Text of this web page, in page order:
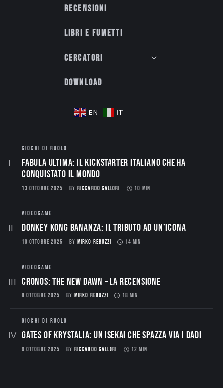
Recensioni
Libri e fumetti
Cercatori
Download
EN IT
GIOCHI DI RUOLO
Fabula Ultima: il Kickstarter italiano che ha
conquistato il mondo
13 OTTOBRE 2025 BY RICCARDO GALLORI 10 MIN
VIDEOGAME
Donkey Kong Bananza: Il Tributo ad un’Icona
10 OTTOBRE 2025 BY MIRKO REBUZZI 14 MIN
VIDEOGAME
CRONOS: THE NEW DAWN – La Recensione
8 OTTOBRE 2025 BY MIRKO REBUZZI 18 MIN
GIOCHI DI RUOLO
Gates of Krystalia: Un Isekai che spazza via i dadi
6 OTTOBRE 2025 BY RICCARDO GALLORI 12 MIN